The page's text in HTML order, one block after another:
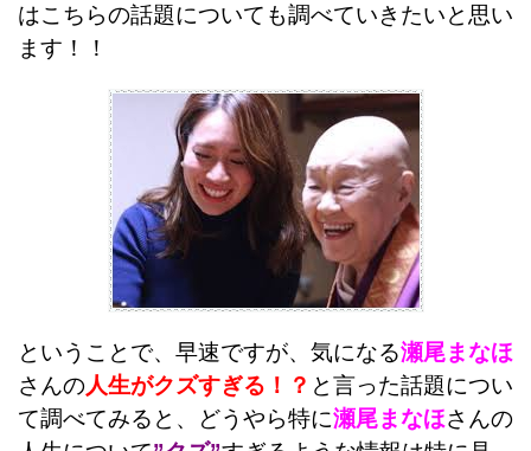
はこちらの話題についても調べていきたいと思い
ます！！
ということで、早速ですが、気になる瀬尾まなほ
さんの人生がクズすぎる！？ と言った話題につい
て調べてみると、
どうやら特に瀬尾まなほさんの